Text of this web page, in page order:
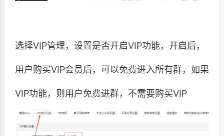
选择VIP管理，设置是否开启VIP功能，开启后，
用户购买VIP会员后，可以免费进入所有群，如果
VIP功能，则用户免费进群，不需要购买VIP